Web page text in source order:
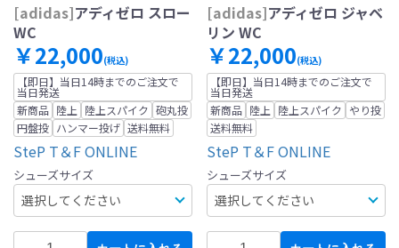
[adidas]アディゼロ スロー
WC
￥22,000(税込)
【即日】当日14時までのご注文で
当日発送
新商品 陸上 陸上スパイク 砲丸投
円盤投 ハンマー投げ 送料無料
SteP T＆F ONLINE
シューズサイズ
[adidas]アディゼロ ジャベ
リン WC
￥22,000(税込)
【即日】当日14時までのご注文で
当日発送
新商品 陸上 陸上スパイク やり投
送料無料
SteP T＆F ONLINE
シューズサイズ